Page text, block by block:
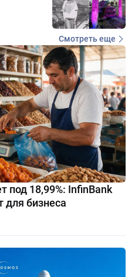
Смотреть еще
под 18,99%: InfinBank
для бизнеса